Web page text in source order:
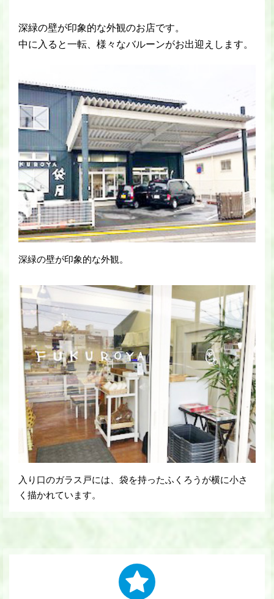
深緑の壁が印象的な外観のお店です。
中に入ると一転、様々なバルーンがお出迎えします。
深緑の壁が印象的な外観。
入り口のガラス戸には、袋を持ったふくろうが横に小さ
く描かれています。